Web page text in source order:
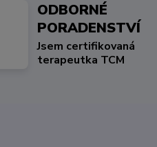
ODBORNÉ
PORADENSTVÍ
Jsem certifikovaná
terapeutka TCM